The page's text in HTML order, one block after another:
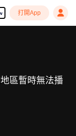
打開App
區暫時無法播